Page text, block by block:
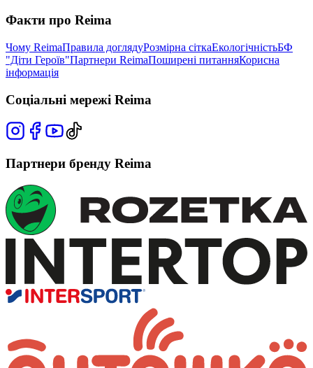
Факти про Reima
Чому ReimaПравила доглядуРозмірна сіткаЕкологічністьБФ
"Діти Героїв"Партнери ReimaПоширені питанняКорисна
інформація
Соціальні мережі Reima
Партнери бренду Reima